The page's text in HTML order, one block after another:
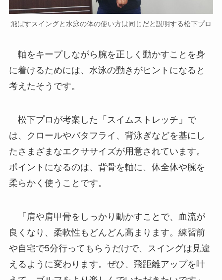
飛ばすスイングと水泳の体の使い方は同じだと説明する松下プロ
軸をキープしながら腕を正しく動かすことを身
に着けるためには、水泳の動きがヒントになると
考えたそうです。
松下プロが考案した「スイムストレッチ」で
は、クロールやバタフライ、背泳ぎなどを基にし
たさまざまなエクササイズが用意されています。
ポイントになるのは、背骨を軸に、体全体や腕を
柔らかく使うことです。
「肩や肩甲骨をしっかり動かすことで、血流が
良くなり、柔軟性もどんどん高まります。練習前
や自宅で5分行ってもらうだけで、スイングは見違
えるように変わります。ぜひ、飛距離アップを叶